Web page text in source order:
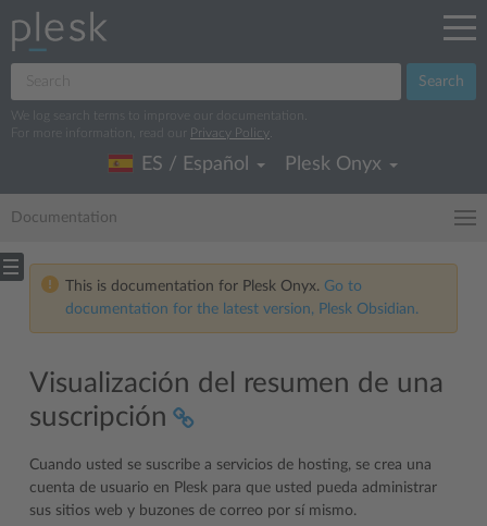
Search
We log search terms to improve our documentation.
For more information, read our
Privacy Policy
ES / Español Plesk Onyx
Documentation
This is documentation for Plesk Onyx. Go to
documentation for the latest version, Plesk Obsidian.
Visualización del resumen de una
suscripción
Cuando usted se suscribe a servicios de hosting, se crea una
cuenta de usuario en Plesk para que usted pueda administrar
sus sitios web y buzones de correo por sí mismo.